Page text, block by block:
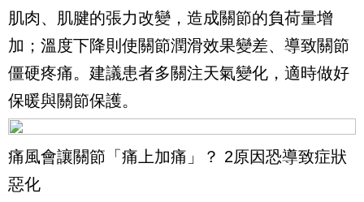
肌肉、肌腱的張力改變，造成關節的負荷量增
加；溫度下降則使關節潤滑效果變差、導致關節
僵硬疼痛。建議患者多關注天氣變化，適時做好
保暖與關節保護。
痛風會讓關節「痛上加痛」？ 2原因恐導致症狀
惡化